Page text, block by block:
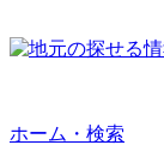
ホーム・検索